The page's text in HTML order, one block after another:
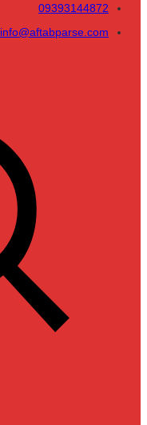
09393144872
info@aftabparse.com